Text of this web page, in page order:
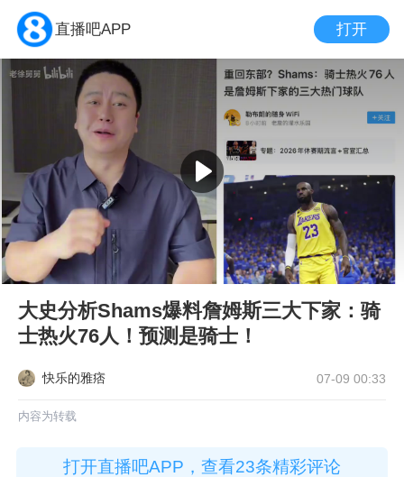
直播吧APP 打开
大史分析Shams爆料詹姆斯三大下家：骑
士热火76人！预测是骑士！
快乐的雅痞 07-09 00:33
内容为转载
打开直播吧APP，查看23条精彩评论